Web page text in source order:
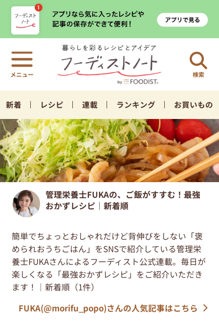
検索
新着 レシピ 連載 ランキング お買いもの
管理栄養士FUKAの、ご飯がすすむ！最強
おかずレシピ｜新着順
簡単でちょっとおしゃれだけど背伸びをしない「褒
められおうちごはん」をSNSで紹介している管理栄
養士FUKAさんによるフーディスト公式連載。毎日が
楽しくなる「最強おかずレシピ」をご紹介いただき
ます！｜新着順（1件）
FUKA(@morifu_popo)さんの人気記事はこちら